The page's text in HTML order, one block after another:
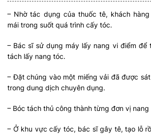
– Nhờ tác dụng của thuốc tê, khách
mái trong suốt quá trình cấy tóc.
– Bác sĩ sử dụng máy lấy nang vi điểm để
tách lấy nang tóc.
– Đặt chúng vào một miếng vải đã được
trong dung dịch chuyên dụng.
– Bóc tách thủ công thành từng đơn vị nang
– Ở khu vực cấy tóc, bác sĩ gây tê, tạo lỗ